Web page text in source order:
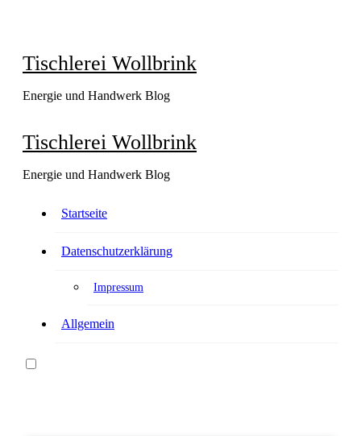
Tischlerei Wollbrink
Energie und Handwerk Blog
Tischlerei Wollbrink
Energie und Handwerk Blog
Startseite
Datenschutzerklärung
Impressum
Allgemein